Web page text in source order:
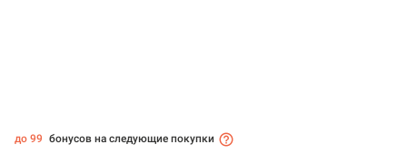
до 99 бонусов на следующие покупки